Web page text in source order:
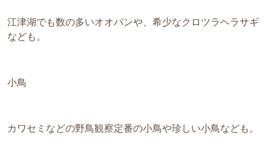
江津湖でも数の多いオオバンや、希少なクロツラヘラサギ
なども。
小鳥
カワセミなどの野鳥観察定番の小鳥や珍しい小鳥なども。